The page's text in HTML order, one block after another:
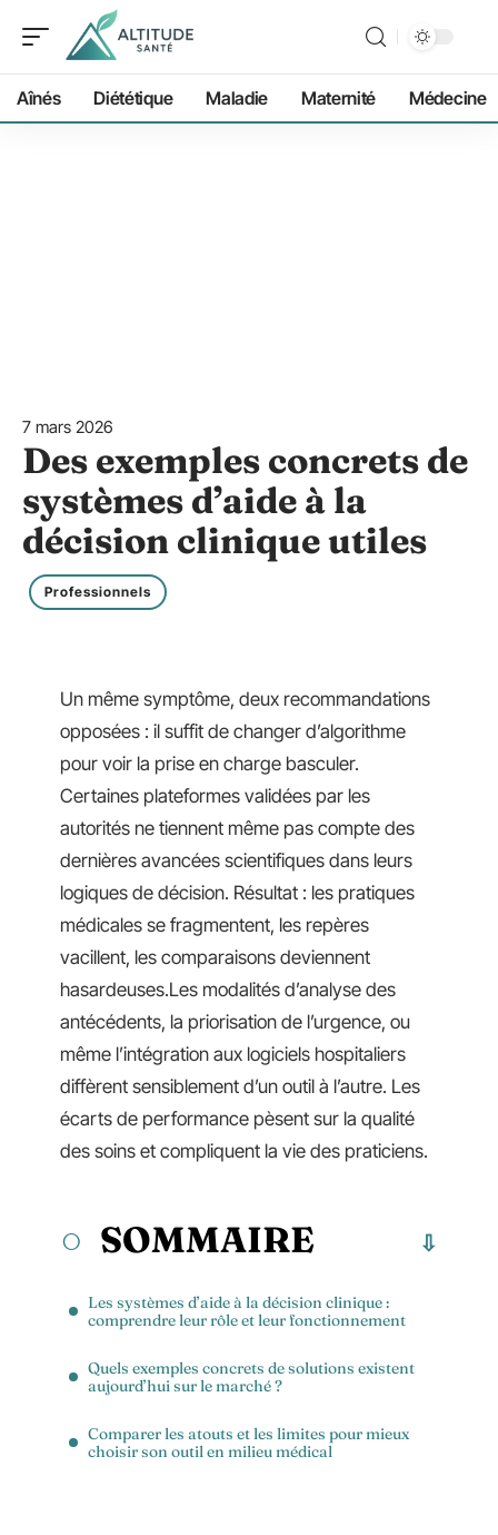
Aînés Diététique Maladie Maternité Médecine
7 mars 2026
Des exemples concrets de
systèmes d’aide à la
décision clinique utiles
Professionnels
Un même symptôme, deux recommandations
opposées : il suffit de changer d’algorithme
pour voir la prise en charge basculer.
Certaines plateformes validées par les
autorités ne tiennent même pas compte des
dernières avancées scientifiques dans leurs
logiques de décision. Résultat : les pratiques
médicales se fragmentent, les repères
vacillent, les comparaisons deviennent
hasardeuses.Les modalités d’analyse des
antécédents, la priorisation de l’urgence, ou
même l’intégration aux logiciels hospitaliers
diffèrent sensiblement d’un outil à l’autre. Les
écarts de performance pèsent sur la qualité
des soins et compliquent la vie des praticiens.
SOMMAIRE
Les systèmes d’aide à la décision clinique :
comprendre leur rôle et leur fonctionnement
Quels exemples concrets de solutions existent
aujourd’hui sur le marché ?
Comparer les atouts et les limites pour mieux
choisir son outil en milieu médical